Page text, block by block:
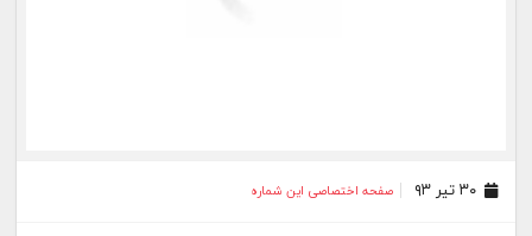
۳۰ تیر ۹۳ صفحه اختصاصی این شماره